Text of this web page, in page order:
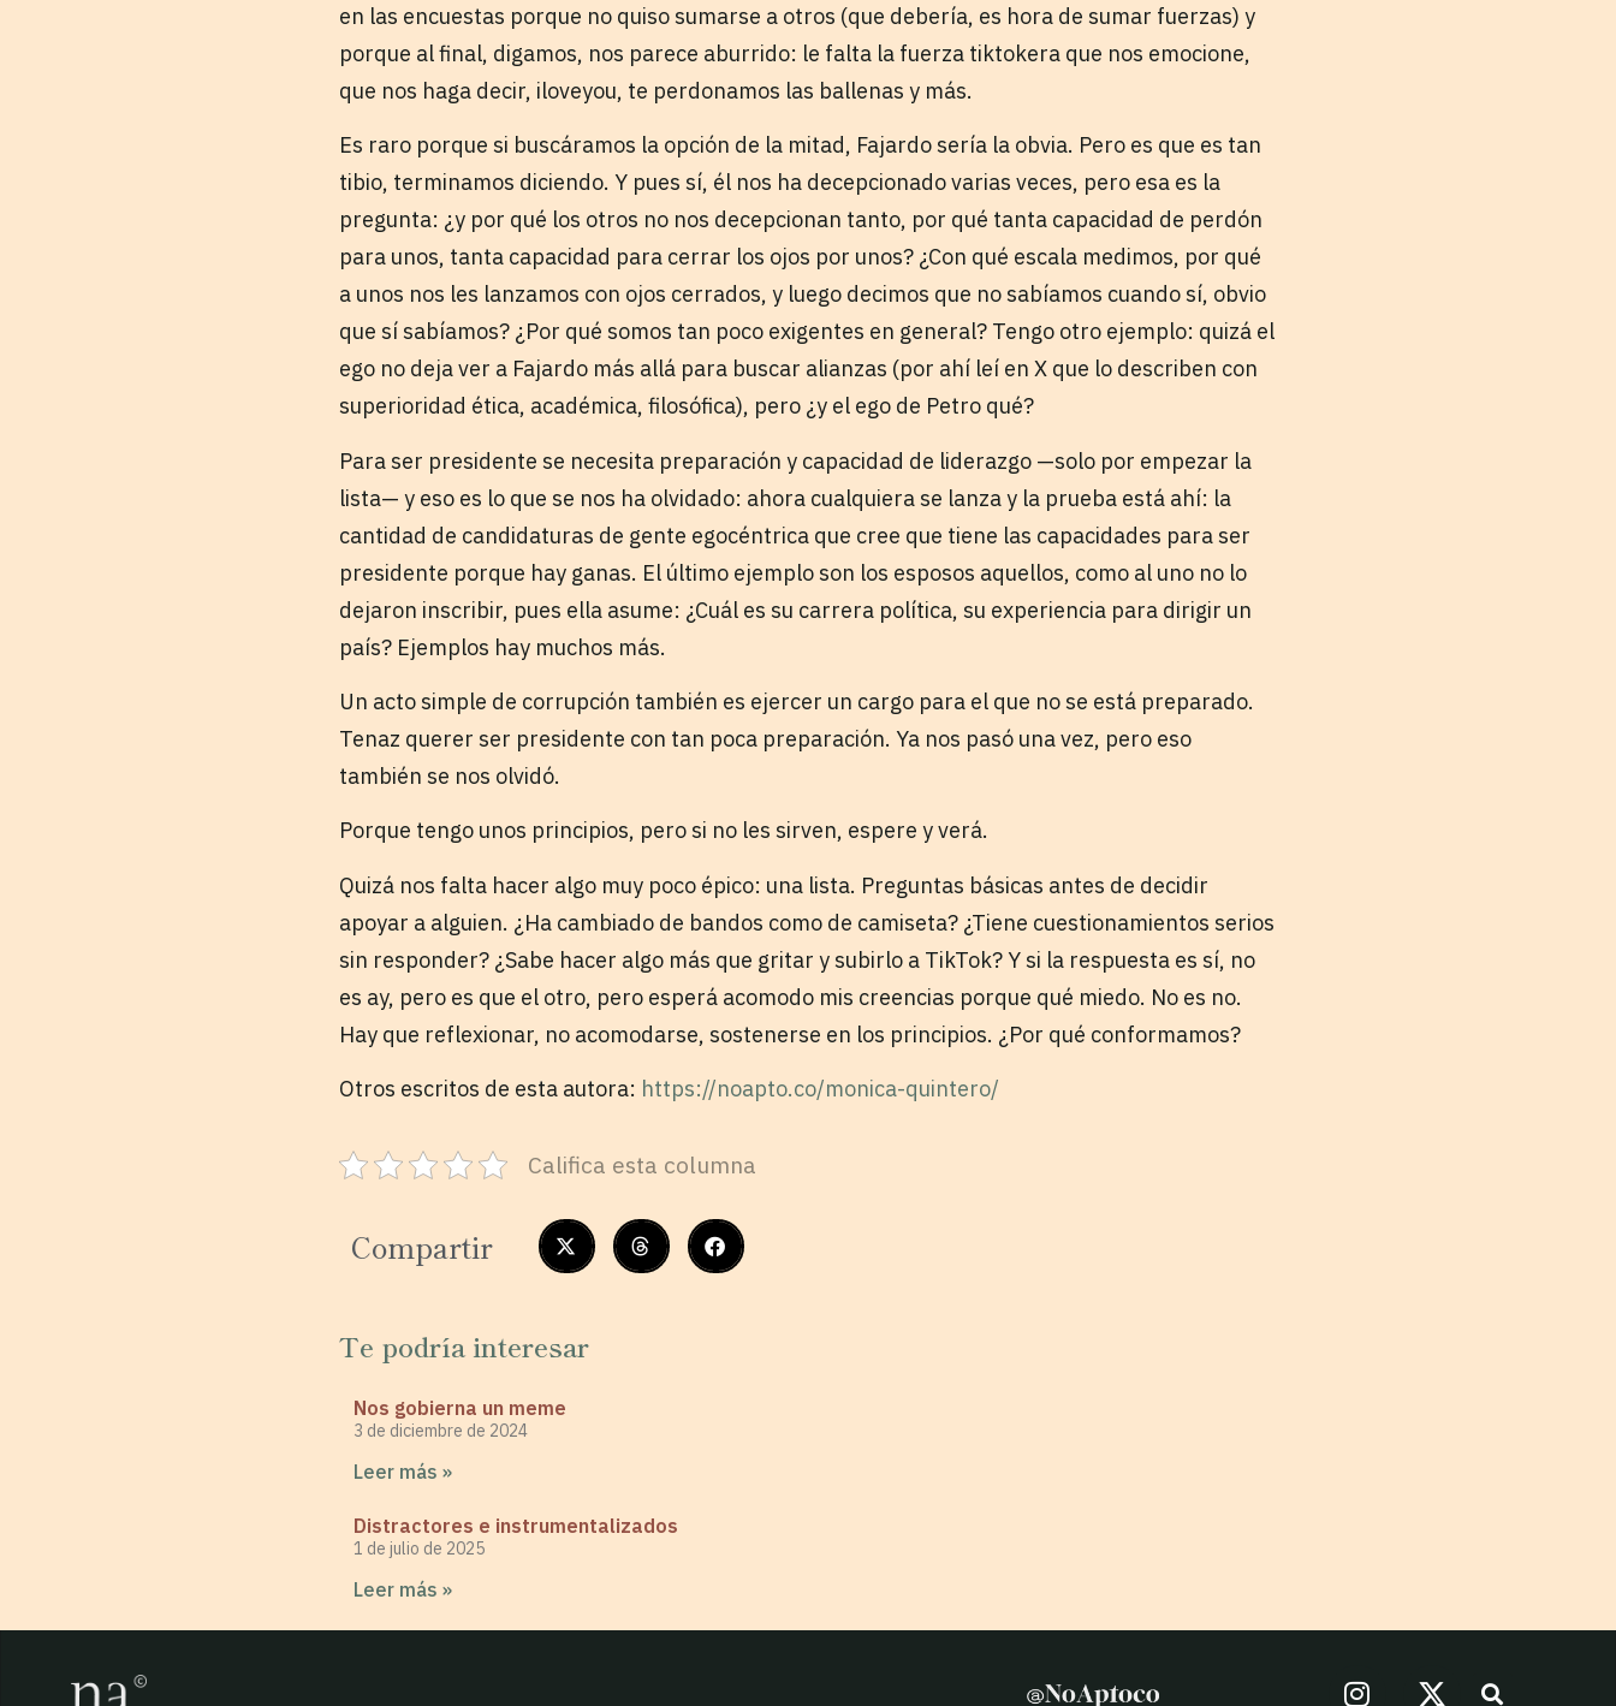
en las encuestas porque no quiso sumarse a otros (que debería, es hora de sumar fuerzas) y
porque al final, digamos, nos parece aburrido: le falta la fuerza tiktokera que nos emocione,
que nos haga decir, iloveyou, te perdonamos las ballenas y más.
Es raro porque si buscáramos la opción de la mitad, Fajardo sería la obvia. Pero es que es tan
tibio, terminamos diciendo. Y pues sí, él nos ha decepcionado varias veces, pero esa es la
pregunta: ¿y por qué los otros no nos decepcionan tanto, por qué tanta capacidad de perdón
para unos, tanta capacidad para cerrar los ojos por unos? ¿Con qué escala medimos, por qué
a unos nos les lanzamos con ojos cerrados, y luego decimos que no sabíamos cuando sí, obvio
que sí sabíamos? ¿Por qué somos tan poco exigentes en general? Tengo otro ejemplo: quizá el
ego no deja ver a Fajardo más allá para buscar alianzas (por ahí leí en X que lo describen con
superioridad ética, académica, filosófica), pero ¿y el ego de Petro qué?
Para ser presidente se necesita preparación y capacidad de liderazgo —solo por empezar la
lista— y eso es lo que se nos ha olvidado: ahora cualquiera se lanza y la prueba está ahí: la
cantidad de candidaturas de gente egocéntrica que cree que tiene las capacidades para ser
presidente porque hay ganas. El último ejemplo son los esposos aquellos, como al uno no lo
dejaron inscribir, pues ella asume: ¿Cuál es su carrera política, su experiencia para dirigir un
país? Ejemplos hay muchos más.
Un acto simple de corrupción también es ejercer un cargo para el que no se está preparado.
Tenaz querer ser presidente con tan poca preparación. Ya nos pasó una vez, pero eso
también se nos olvidó.
Porque tengo unos principios, pero si no les sirven, espere y verá.
Quizá nos falta hacer algo muy poco épico: una lista. Preguntas básicas antes de decidir
apoyar a alguien. ¿Ha cambiado de bandos como de camiseta? ¿Tiene cuestionamientos serios
sin responder? ¿Sabe hacer algo más que gritar y subirlo a TikTok? Y si la respuesta es sí, no
es ay, pero es que el otro, pero esperá acomodo mis creencias porque qué miedo. No es no.
Hay que reflexionar, no acomodarse, sostenerse en los principios. ¿Por qué conformamos?
Otros escritos de esta autora: https://noapto.co/monica-quintero/
Califica esta columna
Compartir
Te podría interesar
Nos gobierna un meme
3 de diciembre de 2024
Leer más »
Distractores e instrumentalizados
1 de julio de 2025
Leer más »